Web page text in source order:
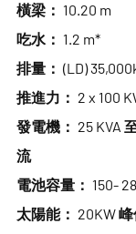
橫梁： 10.20 m
吃水： 1.2 m*
排量： (LD)
推進力： 2 x 100
發電機： 25 KVA
流
電池容量： 150-
太陽能： 20KW